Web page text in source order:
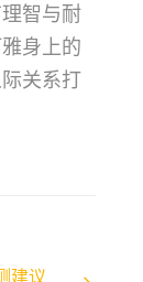
智与耐
身上的
关系打
建议